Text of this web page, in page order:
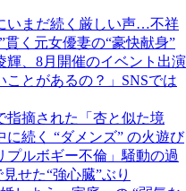
いまだ続く厳しい声…不祥
く元女優妻の“豪快献身”
輝、8月開催のイベント出演
とがあるの？」SNSでは
指摘された「杏と似た境
続く “ダメンズ” の火遊び
ルボギー不倫」騒動の過
せた“強心臓”ぶり